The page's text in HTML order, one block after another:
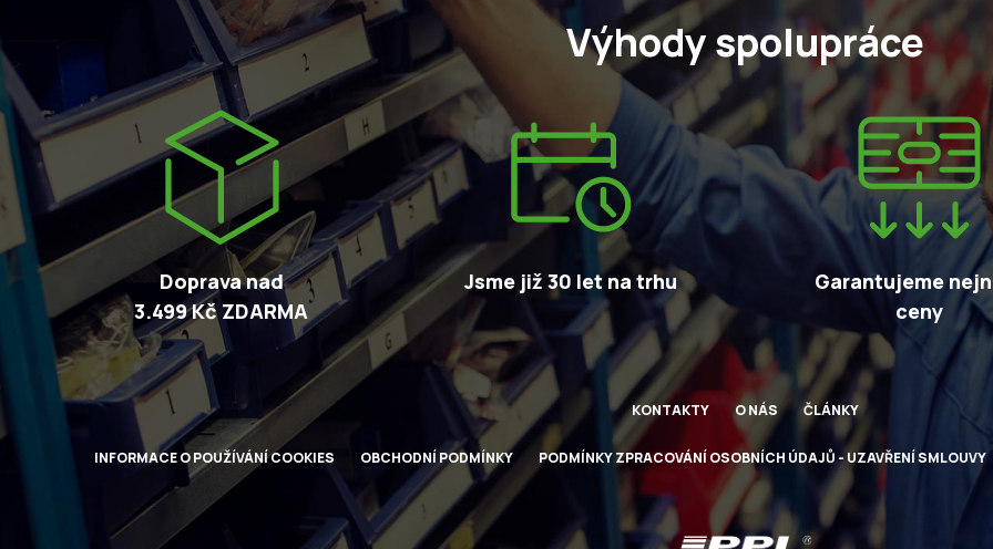
Výhody spolupráce
Doprava nad
3.499 Kč ZDARMA
Jsme již 30 let na trhu
Garantujeme
ceny
KONTAKTY O NÁS ČLÁNKY
INFORMACE O POUŽÍVÁNÍ COOKIES OBCHODNÍ PODMÍNKY PODMÍNKY ZPRACOVÁNÍ OSOBNÍCH ÚDAJŮ - UZAVŘENÍ SMLOUVY